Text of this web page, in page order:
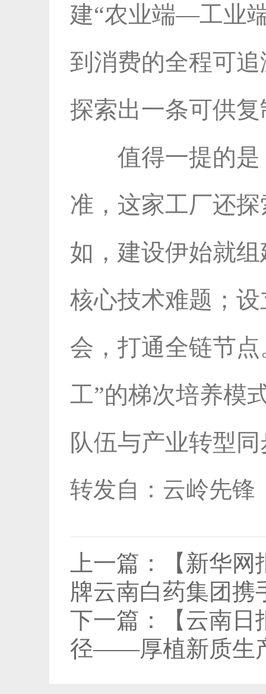
建“农业端—工业
到消费的全程可
探索出一条可供
值得一提的
准，这家工厂还
如，建设伊始就
核心技术难题；
会，打通全链节
工”的梯次培养模
队伍与产业转型
转发自：云岭先锋
上一篇：
【新华
牌云南白药集团携
下一篇：
【云南
径——厚植新质生